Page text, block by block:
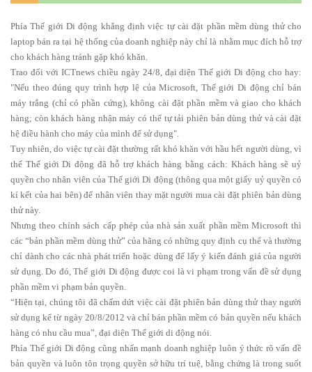
Phía Thế giới Di động khẳng định việc tự cài đặt phần mềm dùng thử cho
laptop bán ra tại hệ thống của doanh nghiệp này chỉ là nhằm mục đích hỗ trợ
cho khách hàng tránh gặp khó khăn.
Trao đổi với ICTnews chiều ngày 24/8, đại diện Thế giới Di động cho hay:
"Nếu theo đúng quy trình hợp lệ của Microsoft, Thế giới Di động chỉ bán
máy trắng (chỉ có phần cứng), không cài đặt phần mềm và giao cho khách
hàng; còn khách hàng nhận máy có thể tự tải phiên bản dùng thử và cài đặt
hệ điều hành cho máy của mình để sử dụng".
Tuy nhiên, do việc tự cài đặt thường rất khó khăn với hầu hết người dùng, vì
thế Thế giới Di động đã hỗ trợ khách hàng bằng cách: Khách hàng sẽ uỷ
quyền cho nhân viên của Thế giới Di động (thông qua một giấy uỷ quyền có
kí kết của hai bên) để nhân viên thay mặt người mua cài đặt phiên bản dùng
thử này.
Nhưng theo chính sách cấp phép của nhà sản xuất phần mềm Microsoft thì
các “bản phần mềm dùng thử” của hãng có những quy định cụ thể và thường
chỉ dành cho các nhà phát triển hoặc dùng để lấy ý kiến đánh giá của người
sử dụng. Do đó, Thế giới Di động được coi là vi phạm trong vấn đề sử dụng
phần mềm vi phạm bản quyền.
“Hiện tại, chúng tôi đã chấm dứt việc cài đặt phiên bản dùng thử thay người
sử dụng kể từ ngày 20/8/2012 và chỉ bán phần mềm có bản quyền nếu khách
hàng có nhu cầu mua”, đại diện Thế giới di động nói.
Phía Thế giới Di động cũng nhấn mạnh doanh nghiệp luôn ý thức rõ vấn đề
bản quyền và luôn tôn trọng quyền sở hữu trí tuệ, bằng chứng là trong suốt